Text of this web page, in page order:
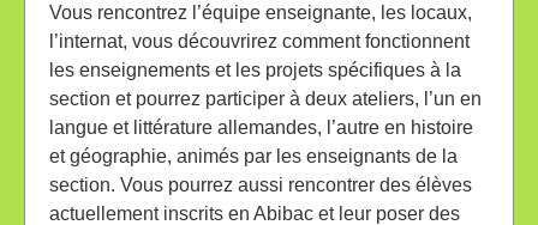
Vous rencontrez l’équipe enseignante, les locaux,
l’internat, vous découvrirez comment fonctionnent
les enseignements et les projets spécifiques à la
section et pourrez participer à deux ateliers, l’un en
langue et littérature allemandes, l’autre en histoire
et géographie, animés par les enseignants de la
section. Vous pourrez aussi rencontrer des élèves
actuellement inscrits en Abibac et leur poser des